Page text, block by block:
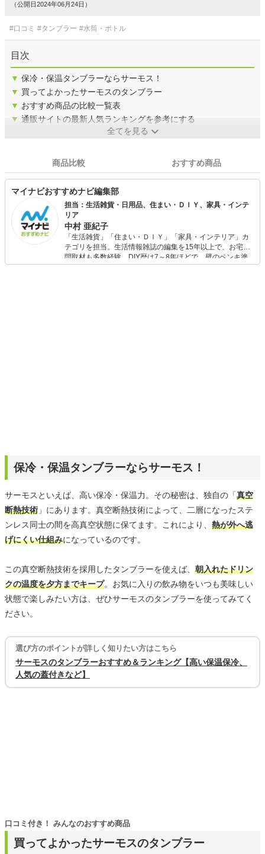
（公開日2024年06月24日）
#口コミ #タンブラー #水筒・ボトル
目次
▼ 保冷・保温タンブラーならサーモス！
▼ 買ってよかったサーモスのタンブラー
▼ おすすめ商品の比較一覧表
▼ 通販サイトの最新人気ランキングを参考にする
全てを見る
商品比較 おすすめ商品
マイナビおすすめナビ編集部
担当：生活雑貨・日用品、住まい・ＤＩＹ、家具・インテ
リア
中村 亜紀子
「生活雑貨」「住まい・ＤＩＹ」「家具・インテリア」カ
テゴリを担当。生活情報雑誌の編集を15年以上で、お宅訪
問取材も多数経験。DIY歴は7～8年ほどで、壁のペンキ塗
りや壁紙チェンジなどもチャレンジ済み。初心者でもモノ
保冷・保温タンブラーならサーモス！
サーモスといえば、高い保冷・保温力。その秘密は、独自の「真空
断熱技術 」にあります。真空断熱技術によって、二層になったステ
ンレス同士の間を高真空状態に保てます。これにより、 熱が外へ逃
げにくい仕組みになっているのです。
この真空断熱技術を採用したタンブラーを使えば、 朝入れたドリン
クの温度を夕方までキープ。お気に入りの飲み物をいつも美味しい
状態で楽しみたい方は、ぜひサーモスのタンブラーを使ってみてく
ださい。
選び方のポイントが詳しく知りたい方はこちら
サーモスのタンブラーおすすめ＆ランキング【高い保温保冷、
人気の蓋付きなど】
買ってよかったサーモスのタンブラー
口コミ付き！ みんなのおすすめ商品